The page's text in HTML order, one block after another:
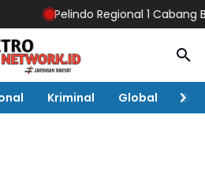
Pelindo Regional 1 Cabang
Kriminal Global